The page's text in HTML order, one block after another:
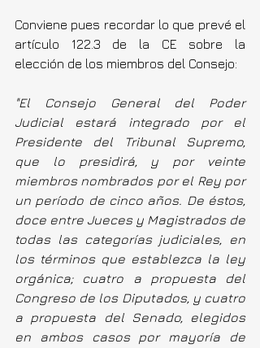
Conviene pues recordar lo que prevé el
artículo 122.3 de la CE sobre la
elección de los miembros del Consejo:
"El Consejo General del Poder
Judicial estará integrado por el
Presidente del Tribunal Supremo,
que lo presidirá, y por veinte
miembros nombrados por el Rey por
un período de cinco años. De éstos,
doce entre Jueces y Magistrados de
todas las categorías judiciales, en
los términos que establezca la ley
orgánica; cuatro a propuesta del
Congreso de los Diputados, y cuatro
a propuesta del Senado, elegidos
en ambos casos por mayoría de